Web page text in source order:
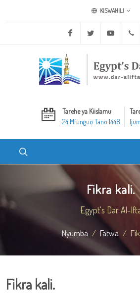
KISWAHILI
Facebook Twitter Youtube
Tarehe ya Kiislamu
24 Mfunguo Tano 1448
Fikra kali.
Egypt's Dar Al-
Nyumba Fatwa
Fikra kali.